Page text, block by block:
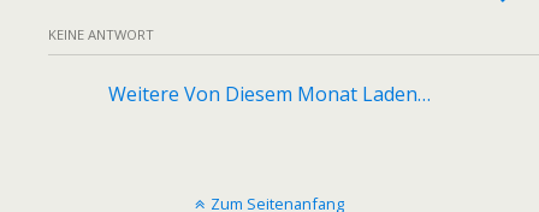
KEINE ANTWORT
Weitere Von Diesem Monat Laden…
Zum Seitenanfang